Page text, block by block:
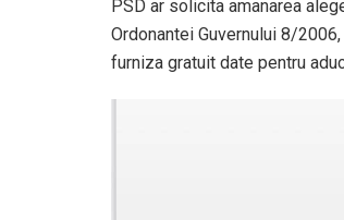
PSD ar solicita amanarea
Ordonantei Guvernului 8/
furniza gratuit date pentru